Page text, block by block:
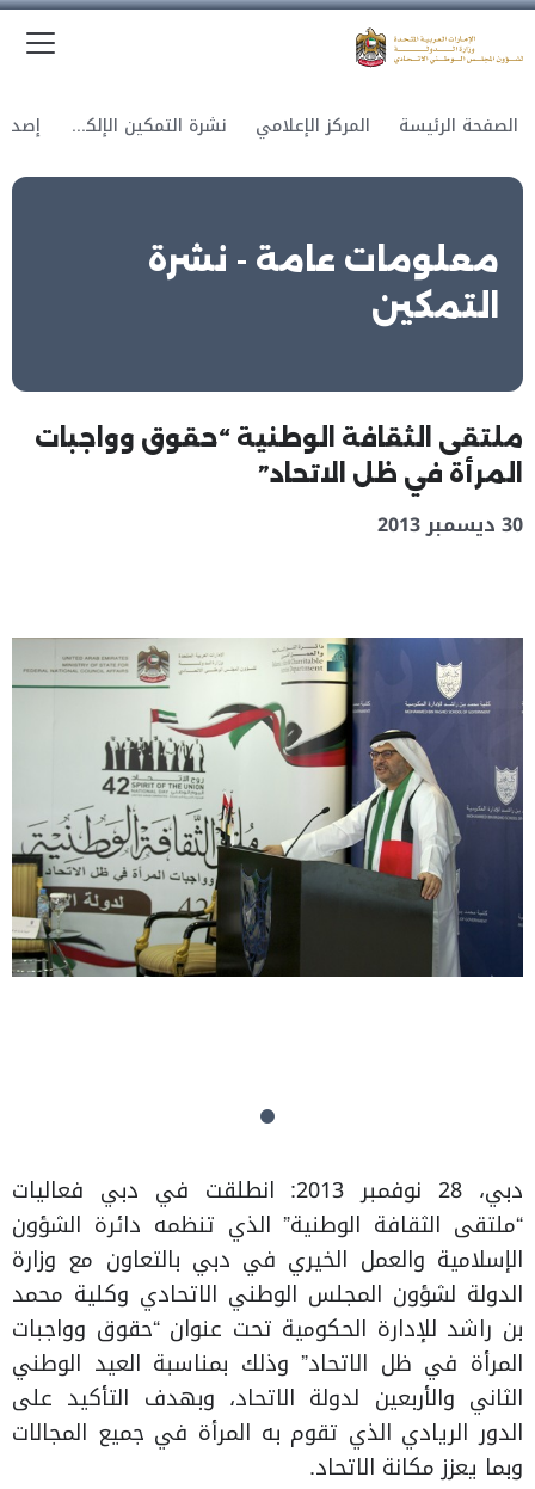
الصفحة الرئيسة المركز الإعلامي نشرة التمكين الإلكترونية
معلومات عامة - نشرة
التمكين
ملتقى الثقافة الوطنية “حقوق وواجبات
المرأة في ظل الاتحاد”
30 ديسمبر 2013
دبي، 28 نوفمبر 2013: انطلقت في دبي فعاليات
“ملتقى الثقافة الوطنية” الذي تنظمه دائرة الشؤون
الإسلامية والعمل الخيري في دبي بالتعاون مع وزارة
الدولة لشؤون المجلس الوطني الاتحادي وكلية محمد
بن راشد للإدارة الحكومية تحت عنوان “حقوق وواجبات
المرأة في ظل الاتحاد” وذلك بمناسبة العيد الوطني
الثاني والأربعين لدولة الاتحاد، وبهدف التأكيد على
الدور الريادي الذي تقوم به المرأة في جميع المجالات
وبما يعزز مكانة الاتحاد.